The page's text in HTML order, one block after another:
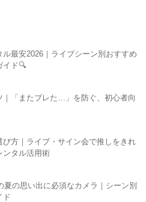
ル最安2026｜ライブシーン別おすすめ
イド🔍
｜「またブレた…」を防ぐ、初心者向
び方｜ライブ・サイン会で推しをきれ
ンタル活用術
夏の思い出に必須なカメラ｜シーン別
ド